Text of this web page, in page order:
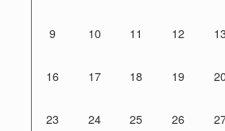
9 10 11 12
16 17 18 19
23 24 25 26